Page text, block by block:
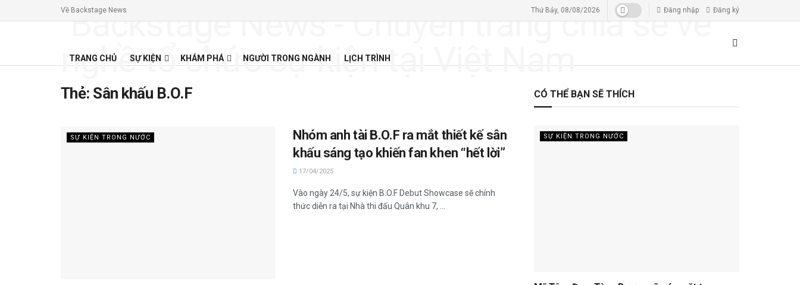
Về Backstage News Thứ Bảy, 08/08/2026 Đăng nhập Đăng ký
TRANG CHỦ SỰ KIỆN KHÁM PHÁ NGƯỜI TRONG NGÀNH LỊCH TRÌNH
Thẻ: Sân khấu B.O.F
SỰ KIỆN TRONG NƯỚC
Nhóm anh tài B.O.F ra mắt thiết kế sân
khấu sáng tạo khiến fan khen “hết lời”
17/04/2025
Vào ngày 24/5, sự kiện B.O.F Debut Showcase sẽ chính
thức diễn ra tại Nhà thi đấu Quân khu 7, ...
CÓ THỂ BẠN SẼ THÍCH
SỰ KIỆN TRONG NƯỚC